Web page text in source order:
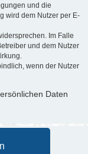
und die
wird dem Nutzer per E-
Im Falle
und dem Nutzer
wenn der Nutzer
Daten